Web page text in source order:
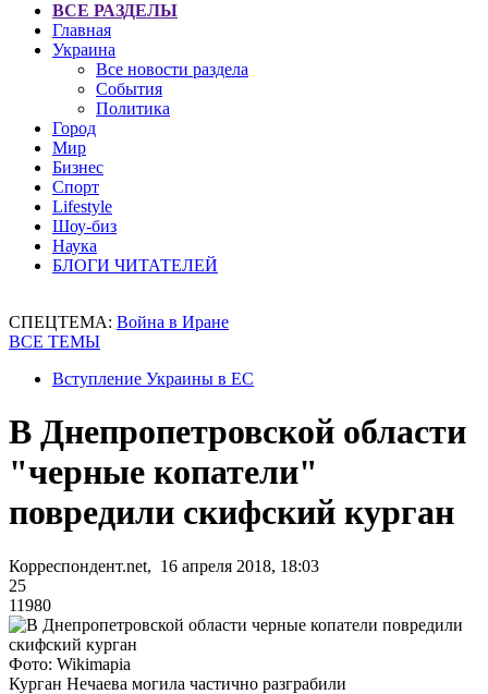
ВСЕ РАЗДЕЛЫ
Главная
Украина
Все новости раздела
События
Политика
Город
Мир
Бизнес
Спорт
Lifestyle
Шоу-биз
Наука
БЛОГИ ЧИТАТЕЛЕЙ
СПЕЦТЕМА: Война в Иране
ВСЕ ТЕМЫ
Вступление Украины в ЕС
В Днепропетровской области
"черные копатели"
повредили скифский курган
Корреспондент.net, 16 апреля 2018, 18:03
25
11980
Фото: Wikimapia
Курган Нечаева могила частично разграбили